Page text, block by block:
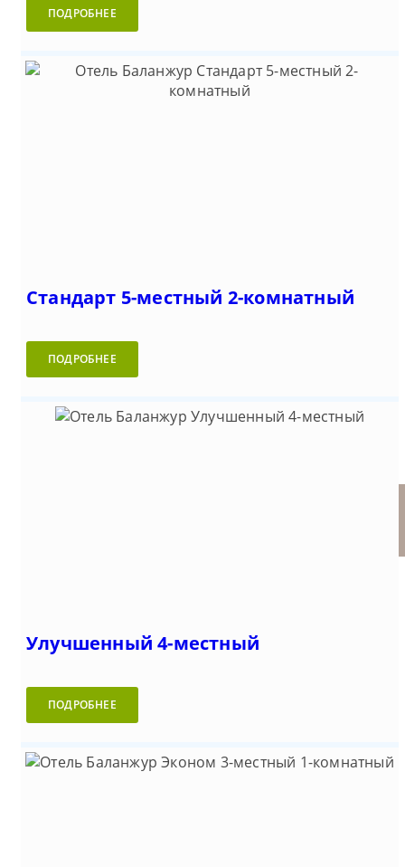
ПОДРОБНЕЕ
Стандарт 5-местный 2-комнатный
ПОДРОБНЕЕ
Улучшенный 4-местный
ПОДРОБНЕЕ